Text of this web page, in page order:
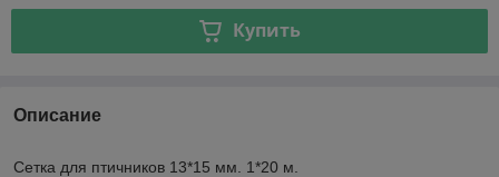
Купить
Описание
Сетка для птичников 13*15 мм. 1*20 м.